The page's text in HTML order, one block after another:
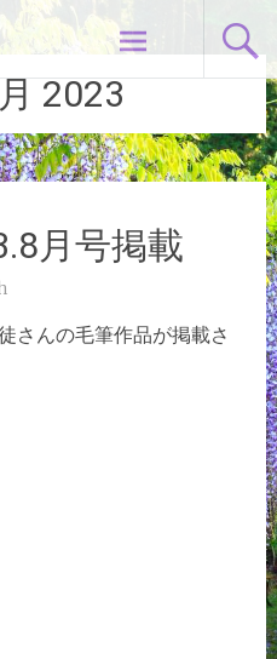
2023
月号掲載
さんの毛筆作品が掲載さ